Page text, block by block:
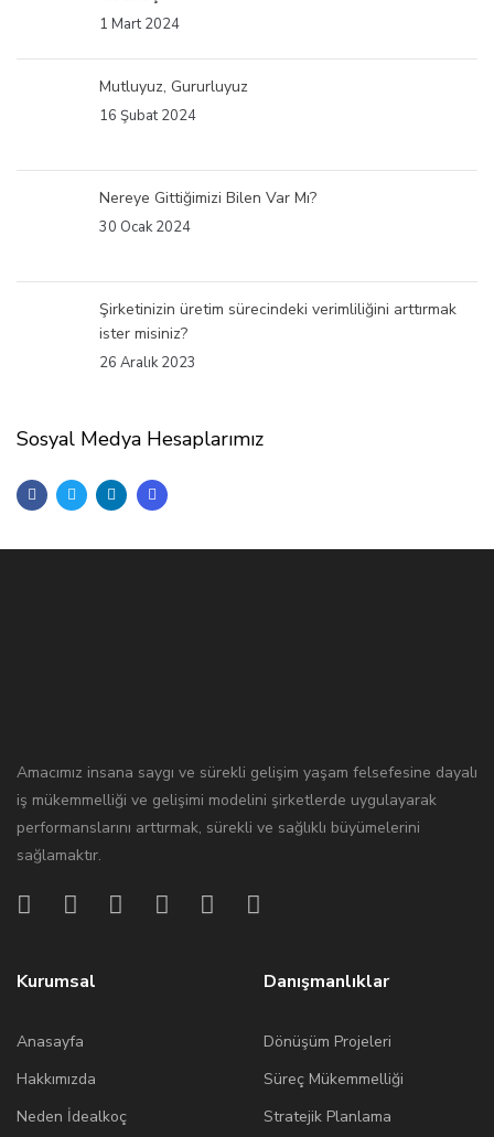
1 Mart 2024
Mutluyuz, Gururluyuz
16 Şubat 2024
Nereye Gittiğimizi Bilen Var Mı?
30 Ocak 2024
Şirketinizin üretim sürecindeki verimliliğini arttırmak
ister misiniz?
26 Aralık 2023
Sosyal Medya Hesaplarımız
Amacımız insana saygı ve sürekli gelişim yaşam felsefesine dayalı
iş mükemmelliği ve gelişimi modelini şirketlerde uygulayarak
performanslarını arttırmak, sürekli ve sağlıklı büyümelerini
sağlamaktır.
Kurumsal
Anasayfa
Hakkımızda
Neden İdealkoç
Danışmanlıklar
Dönüşüm Projeleri
Süreç Mükemmelliği
Stratejik Planlama